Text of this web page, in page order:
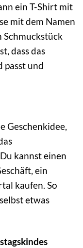
ein T-Shirt mit
mit dem Namen
Schmuckstück
dass das
passt und
Geschenkidee,
kannst einen
ein
kaufen. So
etwas